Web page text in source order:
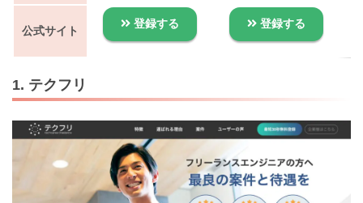
公式サイト
登録する 登録する
1. テクフリ